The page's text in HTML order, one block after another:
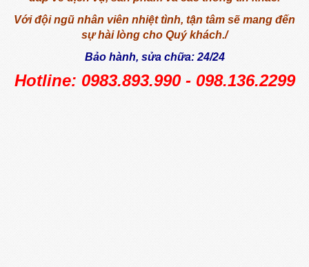
Với đội ngũ nhân viên nhiệt tình, tận tâm sẽ mang đến
sự hài lòng cho Quý khách./
Bảo hành, sửa chữa: 24/24
Hotline: 0983.893.990 - 098.136.2299